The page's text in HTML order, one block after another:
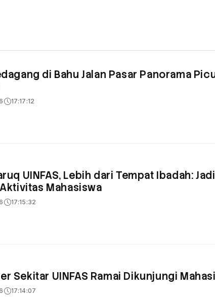
di Bahu Jalan Pasar Panorama
17:17:12
UINFAS, Lebih dari Tempat Ibadah:
Mahasiswa
17:15:32
Sekitar UINFAS Ramai Dikunjungi
17:14:07